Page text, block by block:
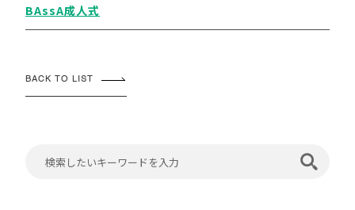
BAssA成人式
BACK TO LIST